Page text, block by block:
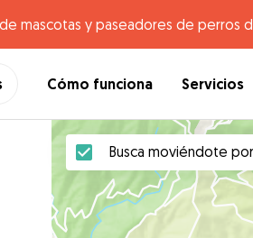
mascotas y paseadores de perros
Cómo funciona Servicios
Busca moviéndote